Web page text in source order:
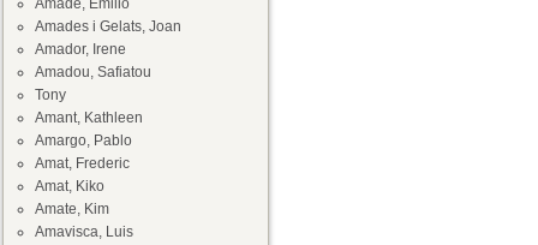
Amade, Emilio
Amades i Gelats, Joan
Amador, Irene
Amadou, Safiatou
Tony
Amant, Kathleen
Amargo, Pablo
Amat, Frederic
Amat, Kiko
Amate, Kim
Amavisca, Luis